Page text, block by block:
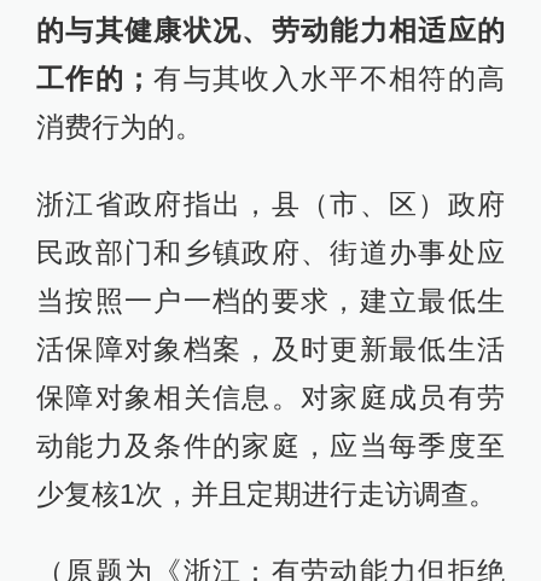
的与其健康状况、劳动能力相适应的
工作的； 有与其收入水平不相符的高
消费行为的。
浙江省政府指出，县（市、区）政府
民政部门和乡镇政府、街道办事处应
当按照一户一档的要求，建立最低生
活保障对象档案，及时更新最低生活
保障对象相关信息。对家庭成员有劳
动能力及条件的家庭，应当每季度至
少复核1次，并且定期进行走访调查。
（原题为《浙江：有劳动能力但拒绝